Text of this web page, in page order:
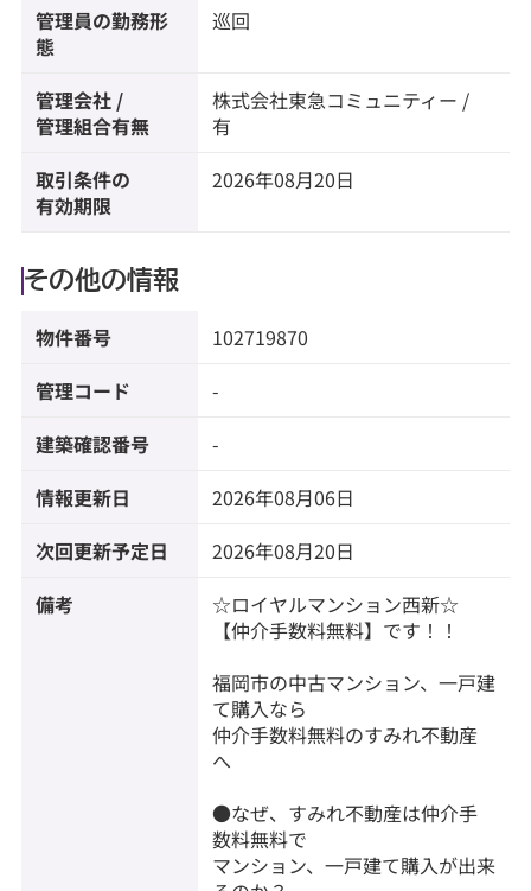
管理員の勤務形
態
巡回
管理会社 /
管理組合有無
株式会社東急コミュニティー /
有
取引条件の
有効期限
2026年08月20日
その他の情報
物件番号 102719870
管理コード -
建築確認番号 -
情報更新日 2026年08月06日
次回更新予定日 2026年08月20日
備考
☆ロイヤルマンション西新☆
【仲介手数料無料】です！！
福岡市の中古マンション、一戸建
て購入なら
仲介手数料無料のすみれ不動産
へ
●なぜ、すみれ不動産は仲介手
数料無料で
マンション、一戸建て購入が出来